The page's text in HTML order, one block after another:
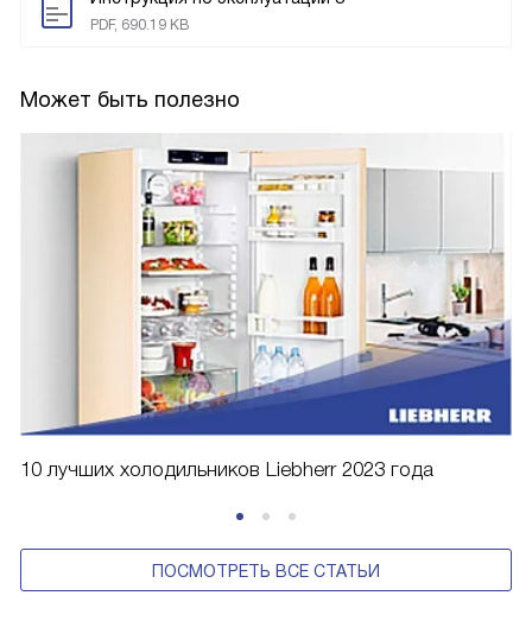
PDF, 690.19 KB
Может быть полезно
10 лучших холодильников Liebherr 2023 года
ПОСМОТРЕТЬ ВСЕ СТАТЬИ